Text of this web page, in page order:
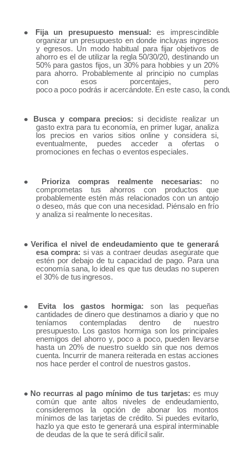
● Fija un presupuesto mensual:es imprescindible
organizar un presupuesto en donde incluyas ingresos
y egresos. Un modo habitual para fijar objetivos de
ahorro es el de utilizar la regla 50/30/20, destinando un
50% para gastos fijos, un 30% para hobbies y un 20%
para ahorro. Probablemente al principio no cumplas
con esos porcentajes, pero
poco a poco podrás ir acercándote. En este caso, la
● Busca y compara precios:si decidiste realizar un
gasto extra para tu economía, en primer lugar, analiza
los precios en varios sitios online y considera si,
eventualmente, puedes acceder a ofertas o
promociones en fechas o eventosespeciales.
● Prioriza compras realmente necesarias: no
comprometas tus ahorros con productos que
probablemente estén más relacionados con un antojo
o deseo, más que con una necesidad. Piénsalo en frío
y analiza si realmente lo necesitas.
● Verifica el nivel de endeudamiento que te generará
esa compra: si vas a contraer deudasasegúrate que
estén por debajo de tu capacidad de pago. Para una
economía sana, lo ideal es que tus deudas no superen
el 30% de tus ingresos.
● Evita los gastos hormiga: son las pequeñas
cantidades de dinero que destinamos a diario y que no
teníamos contempladas dentro de nuestro
presupuesto. Los gastos hormiga son los principales
enemigos del ahorro y, poco a poco, pueden llevarse
hasta un 20% de nuestro sueldo sin que nos demos
cuenta. Incurrir de manera reiterada en estas acciones
nos hace perder el control de nuestros gastos.
● No recurras al pago mínimo de tus tarjetas: es muy
común que ante altos niveles de endeudamiento,
consideremos la opción de abonar los montos
mínimos de las tarjetas de crédito. Si puedes evitarlo,
hazlo ya que esto te generará una espiral interminable
de deudas de la que te será difícil salir.